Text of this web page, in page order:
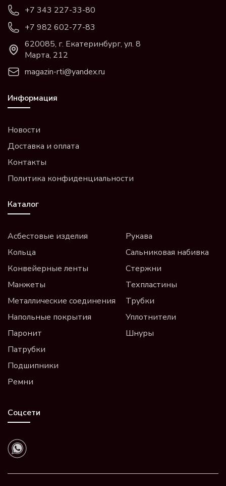
+7 343 227-33-80
+7 982 602-77-83
620085, г. Екатеринбург, ул. 8
Марта, 212
magazin-rti@yandex.ru
Информация
Новости
Доставка и оплата
Контакты
Политика конфиденциальности
Каталог
Асбестовые изделия
Кольца
Конвейерные ленты
Манжеты
Металлические соединения
Напольные покрытия
Паронит
Патрубки
Подшипники
Ремни
Рукава
Сальниковая набивка
Стержни
Техпластины
Трубки
Уплотнители
Шнуры
Соцсети